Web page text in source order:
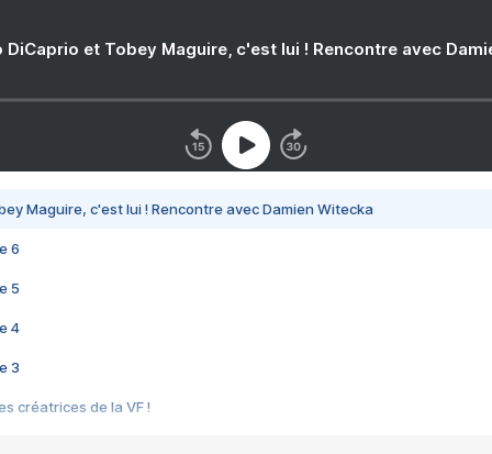
DiCaprio et Tobey Maguire, c'est lui ! Rencontre avec
Maguire, c'est lui ! Rencontre avec Damien Witecka
6
5
4
3
créatrices de la VF !